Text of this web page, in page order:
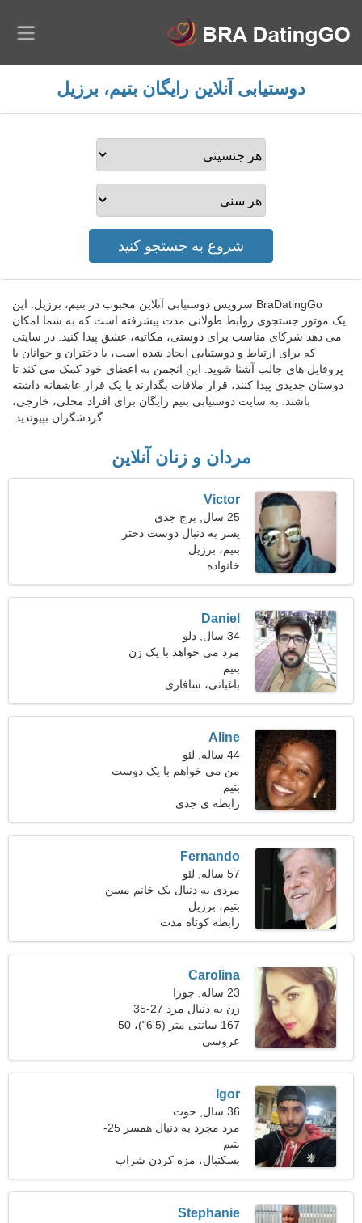
دوستیابی آنلاین رایگان بتیم، برزیل
BraDatingGo سرویس دوستیابی آنلاین محبوب در بتیم، برزیل. این
یک موتور جستجوی روابط طولانی مدت پیشرفته است که به شما امکان
می دهد شرکای مناسب برای دوستی، مکاتبه، عشق پیدا کنید. در سایتی
که برای ارتباط و دوستیابی ایجاد شده است، با دختران و جوانان با
پروفایل های جالب آشنا شوید. این انجمن به اعضای خود کمک می کند تا
دوستان جدیدی پیدا کنند، قرار ملاقات بگذارند یا یک قرار عاشقانه داشته
باشند. به سایت دوستیابی بتیم رایگان برای افراد محلی، خارجی،
گردشگران بپیوندید.
مردان و زنان آنلاین
Victor
25 سال, برج جدی
پسر به دنبال دوست دختر
است
بتیم، برزیل
خانواده
Daniel
34 سال, دلو
مرد می خواهد با یک زن
ملاقات کند 22-31
بتیم
باغبانی، سافاری
Aline
44 ساله, لئو
من می خواهم با یک دوست
سپاسگزار قرار بگذارم
بتیم
رابطه ی جدی
Fernando
57 ساله, لئو
مردی به دنبال یک خانم مسن
48-54
بتیم، برزیل
رابطه کوتاه مدت
Carolina
23 ساله, جوزا
زن به دنبال مرد 27-35
167 سانتی متر (5'6")، 50
کیلوگرم (110 پوند)
عروسی
Igor
36 سال, حوت
مرد مجرد به دنبال همسر 25-
31
بتیم
بسکتبال، مزه کردن شراب
Stephanie